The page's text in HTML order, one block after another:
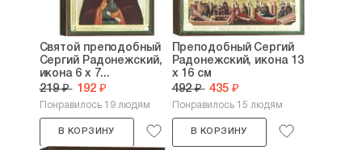
Святой преподобный
Сергий Радонежский,
икона 6 х 7...
219 ₽ 192 ₽
Понравилось 19 людям
В КОРЗИНУ
Преподобный Сергий
Радонежский, икона 13
х 16 см
492 ₽ 435 ₽
Понравилось 15 людям
В КОРЗИНУ